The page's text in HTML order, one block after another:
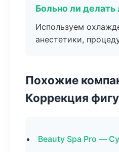
Больно ли делать
Используем
анестетики,
Похожие
Коррекция
Beauty Spa Pro —